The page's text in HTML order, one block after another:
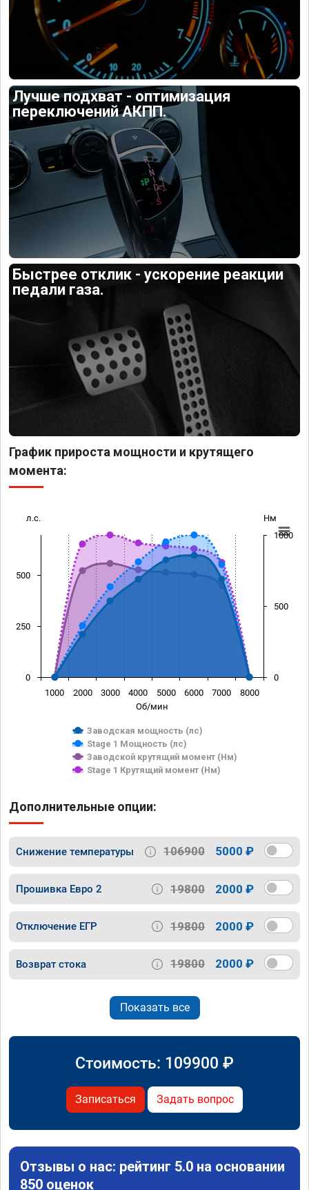
Лучше подхват - оптимизация
переключений АКПП.
Быстрее отклик - ускорение реакции
педали газа.
График прироста мощности и крутящего
момента:
Об/мин
л.с. Нм
Заводская мощность (лс)
Stage 1 Мощность (лс)
Заводской крутящий момент (Нм)
Stage 1 Крутящий момент (Нм)
1000 2000 3000 4000 5000 6000 7000 8000
0
250
500
0
500
1000
Дополнительные опции:
Снижение температуры 106900 5000 ₽
Прошивка Евро 2 19800 2000 ₽
Отключение ЕГР 19800 2000 ₽
Возврат стока 19800 2000 ₽
Показать все
Стоимость: 109900 ₽
Записаться Задать вопрос
Отзывы о нас: рейтинг 5.0 на основании
850 оценок